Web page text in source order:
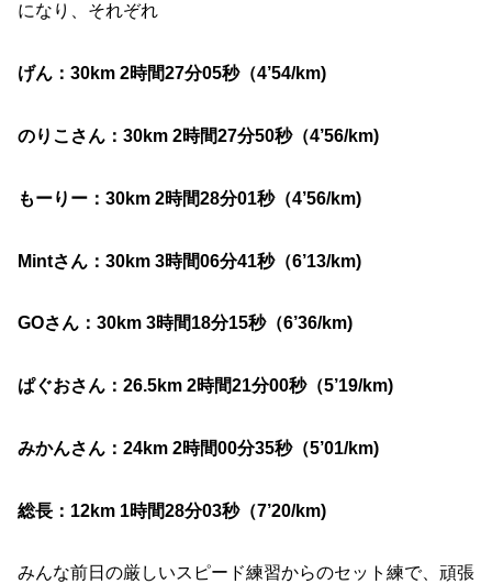
になり、それぞれ
げん：30km 2時間27分05秒（4’54/km)
のりこさん：30km 2時間27分50秒（4’56/km)
もーりー：30km 2時間28分01秒（4’56/km)
Mintさん：30km 3時間06分41秒（6’13/km)
GOさん：30km 3時間18分15秒（6’36/km)
ぱぐおさん：26.5km 2時間21分00秒（5’19/km)
みかんさん：24km 2時間00分35秒（5’01/km)
総長：12km 1時間28分03秒（7’20/km)
みんな前日の厳しいスピード練習からのセット練で、頑張